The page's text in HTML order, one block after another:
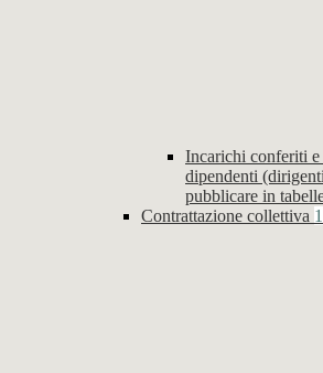
Incarichi conferiti e
dipendenti
pubblicare in
Contrattazione collettiva 1